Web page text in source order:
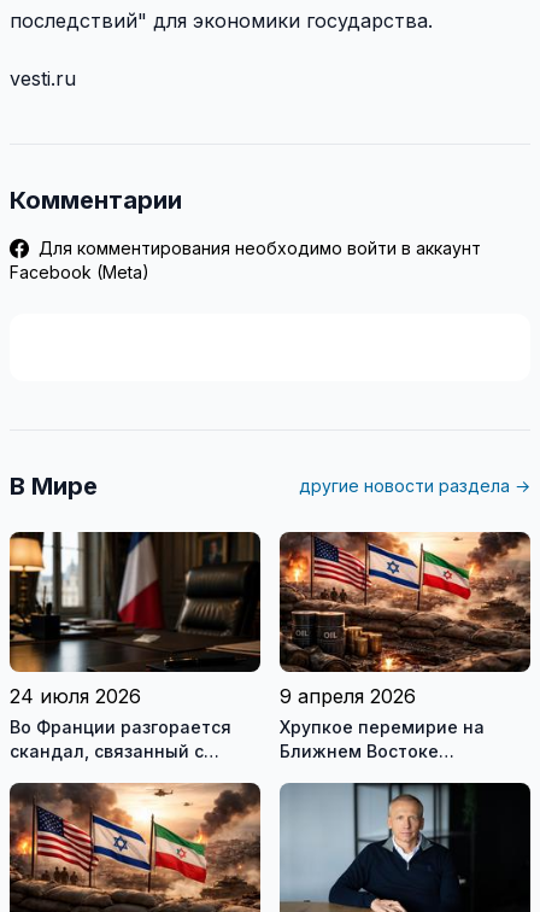
последствий" для экономики государства.
vesti.ru
Комментарии
Для комментирования необходимо войти в аккаунт
Facebook (Meta)
В Мире другие новости раздела →
24 июля 2026
Во Франции разгорается
скандал, связанный с
государственными
служащими
9 апреля 2026
Хрупкое перемирие на
Ближнем Востоке